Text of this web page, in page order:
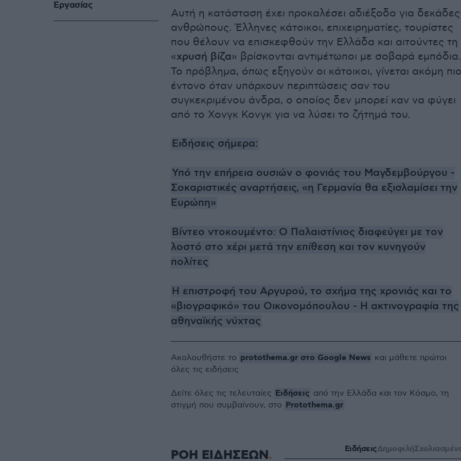
Αυτή η κατάσταση έχει προκαλέσει αδιέξοδο για δεκάδες
ανθρώπους. Έλληνες κάτοικοι, επιχειρηματίες, τουρίστες
που θέλουν να επισκεφθούν την Ελλάδα και αιτούντες τη
«χρυσή βίζα» βρίσκονται αντιμέτωποι με σοβαρά εμπόδια.
Το πρόβλημα, όπως εξηγούν οι κάτοικοι, γίνεται ακόμη
έντονο όταν υπάρχουν περιπτώσεις σαν του
συγκεκριμένου άνδρα, ο οποίος δεν μπορεί καν να φύγει
από το Χονγκ Κονγκ για να λύσει το ζήτημά του.
Ειδήσεις σήμερα:
Υπό την επήρεια ουσιών ο φονιάς του Μαγδεμβούργου -
Σοκαριστικές αναρτήσεις, «η Γερμανία θα εξισλαμίσει την
Ευρώπη»
Βίντεο ντοκουμέντο: Ο Παλαιστίνιος διαφεύγει με τον
λοστό στο χέρι μετά την επίθεση και τον κυνηγούν
πολίτες
Η επιστροφή του Αργυρού, το σχήμα της χρονιάς και το
«βιογραφικό» του Οικονομόπουλου - Η ακτινογραφία της
αθηναϊκής νύχτας
Eργασίας
Ακολουθήστε το protothema.gr στο Google News και μάθετε πρώτοι
όλες τις ειδήσεις
Δείτε όλες τις τελευταίες Ειδήσεις από την Ελλάδα και τον Κόσμο, τη
στιγμή που συμβαίνουν, στο Protothema.gr
ΡΟΗ ΕΙΔΗΣΕΩΝ ΕιδήσειςΔημοφιλή